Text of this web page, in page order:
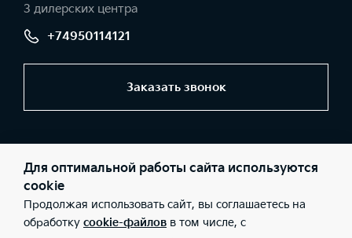
3 дилерских центра
+74950114121
Заказать звонок
(Фактический адрес: г. Москва, МКАД 44 км, д. 1 (внешняя
сторона); Телефон: +74950114121; ИНН: 5032237788; ОГРН:
1115032003525), ООО «АвтоГЕРМЕС-Запад» (Фактический адрес:
5032237788; ОГРН: 1115032003525), ООО «АвтоГЕРМЕС-Запад»
(Фактический адрес: г. Москва, Рязанский проспект, дом 2, стр.
27; Телефон: +74950114121; ИНН: 5032237788; ОГРН:
Для оптимальной работы сайта используются
cookie
Продолжая использовать сайт, вы соглашаетесь на
обработку cookie-файлов в том числе, с